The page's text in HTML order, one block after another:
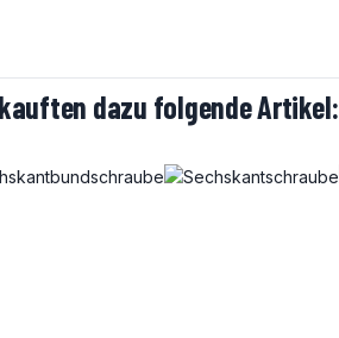
dazu folgende Artikel: